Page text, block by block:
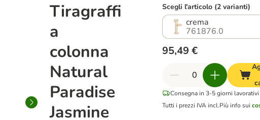
Tiragraffi
a
colonna
Natural
Paradise
Jasmine
Scegli l'articolo (2 varianti)
crema
761876.0
95,49 €
Consegna in 3-5 giorni lavorativi
Tutti i prezzi IVA incl.Più info sui